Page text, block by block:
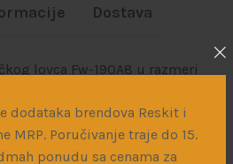
dodataka brendova Reskit i
MRP. Poručivanje traje do 15.
ponudu sa cenama za
Dostava
lovca Fw-190A8 u razmeri